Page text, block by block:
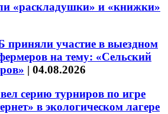
«раскладушки» и «книжки»
участие в выездном
на тему: «Сельский
| 04.08.2026
серию турниров по игре
в экологическом лагере